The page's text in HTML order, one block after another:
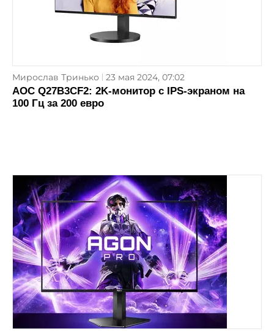
Мирослав Тринько 23 мая 2024, 07:02
AOC Q27B3CF2: 2K-монитор с IPS-экраном на
100 Гц за 200 евро